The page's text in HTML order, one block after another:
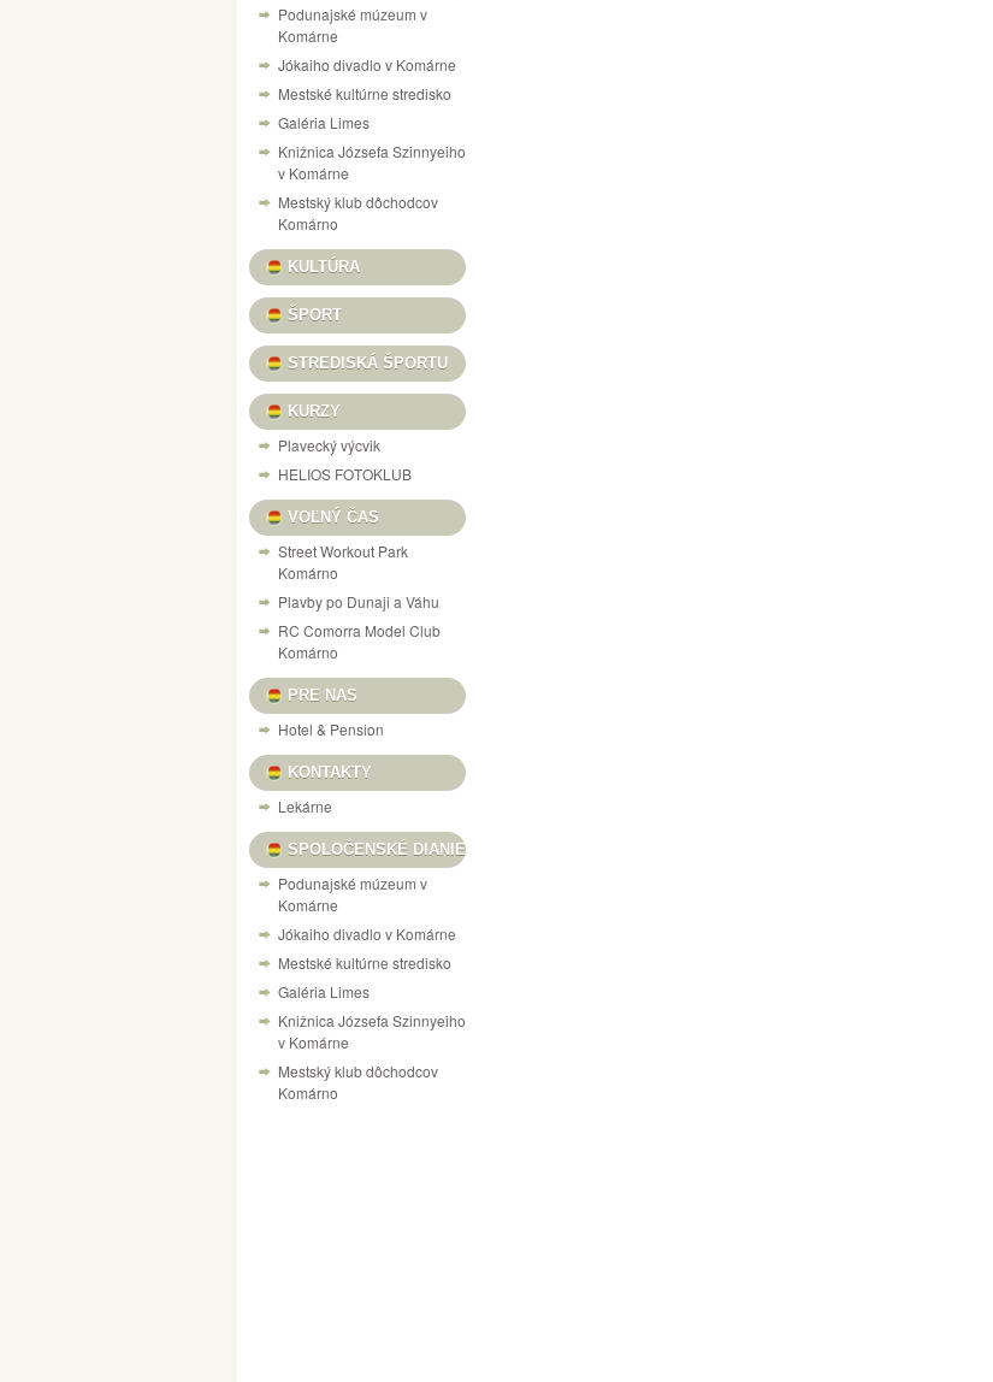
NÁVŠTEVNÝ PORIADOK PEVNOSTI V KOMÁRNE
VÝSTAVA „125 ROKOV VÝROBY LODÍ V KOMÁRNE“ – „A KOMÁROMI HAJÓGYÁRTÁS 125 ÉVE”
VILLA CAMARUM / ZICHY-PONT
PONUKA KULTÚRNYCH PROGRAMOV / KULTURÁLIS PROGRAMAJÁNLÓ – TÝŽDENNÝ / HETI
DOM MATICE SLOVENSKEJ / SLOVENSKÍ REBELI / DRAMAŤÁK / DIVADLO KOMORA
VÝSTAVA ŽELEZNIČNÝCH MODELOV
INFORMAČNÝ PORTÁL PEVNOSTNÉHO SYSTÉMU KOMÁRNA WWW.PEVNOST-KOMARNO.SK
HANGULATOK FOTOVÝSTAVA FERENCZI ÉVI A PREZMECZKY PÉTER
Podunajské múzeum v
Komárne
Jókaiho divadlo v Komárne
Mestské kultúrne stredisko
Galéria Limes
Knižnica Józsefa Szinnyeiho
v Komárne
Mestský klub dôchodcov
Komárno
KULTÚRA
ŠPORT
STREDISKÁ ŠPORTU
KURZY
Plavecký výcvik
HELIOS FOTOKLUB
VOĽNÝ ČAS
Street Workout Park
Komárno
Plavby po Dunaji a Váhu
RC Comorra Model Club
Komárno
PRE NAS
Hotel & Pension
KONTAKTY
Lekárne
SPOLOČENSKÉ DIANIE
Podunajské múzeum v
Komárne
Jókaiho divadlo v Komárne
Mestské kultúrne stredisko
Galéria Limes
Knižnica Józsefa Szinnyeiho
v Komárne
Mestský klub dôchodcov
Komárno